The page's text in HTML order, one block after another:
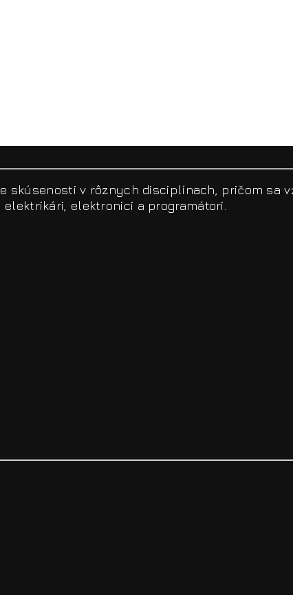
skúsenosti v rôznych disciplínach, pričom sa
elektronici a programátori.